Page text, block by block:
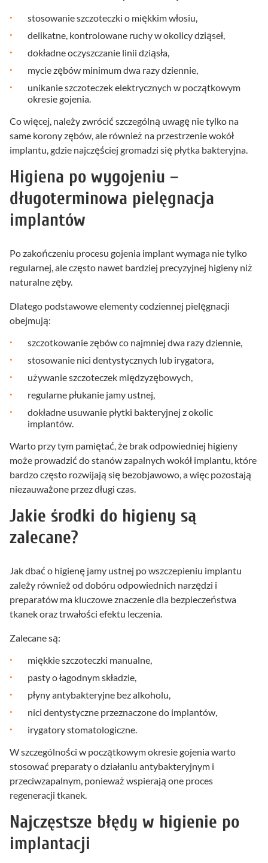
stosowanie szczoteczki o miękkim włosiu,
delikatne, kontrolowane ruchy w okolicy dziąseł,
dokładne oczyszczanie linii dziąsła,
mycie zębów minimum dwa razy dziennie,
unikanie szczoteczek elektrycznych w początkowym
okresie gojenia.
Co więcej, należy zwrócić szczególną uwagę nie tylko na
same korony zębów, ale również na przestrzenie wokół
implantu, gdzie najczęściej gromadzi się płytka bakteryjna.
Higiena po wygojeniu –
długoterminowa pielęgnacja
implantów
Po zakończeniu procesu gojenia implant wymaga nie tylko
regularnej, ale często nawet bardziej precyzyjnej higieny niż
naturalne zęby.
Dlatego podstawowe elementy codziennej pielęgnacji
obejmują:
szczotkowanie zębów co najmniej dwa razy dziennie,
stosowanie nici dentystycznych lub irygatora,
używanie szczoteczek międzyzębowych,
regularne płukanie jamy ustnej,
dokładne usuwanie płytki bakteryjnej z okolic
implantów.
Warto przy tym pamiętać, że brak odpowiedniej higieny
może prowadzić do stanów zapalnych wokół implantu, które
bardzo często rozwijają się bezobjawowo, a więc pozostają
niezauważone przez długi czas.
Jakie środki do higieny są
zalecane?
Jak dbać o higienę jamy ustnej po wszczepieniu implantu
zależy również od dobóru odpowiednich narzędzi i
preparatów ma kluczowe znaczenie dla bezpieczeństwa
tkanek oraz trwałości efektu leczenia.
Zalecane są:
miękkie szczoteczki manualne,
pasty o łagodnym składzie,
płyny antybakteryjne bez alkoholu,
nici dentystyczne przeznaczone do implantów,
irygatory stomatologiczne.
W szczególności w początkowym okresie gojenia warto
stosować preparaty o działaniu antybakteryjnym i
przeciwzapalnym, ponieważ wspierają one proces
regeneracji tkanek.
Najczęstsze błędy w higienie po
implantacji